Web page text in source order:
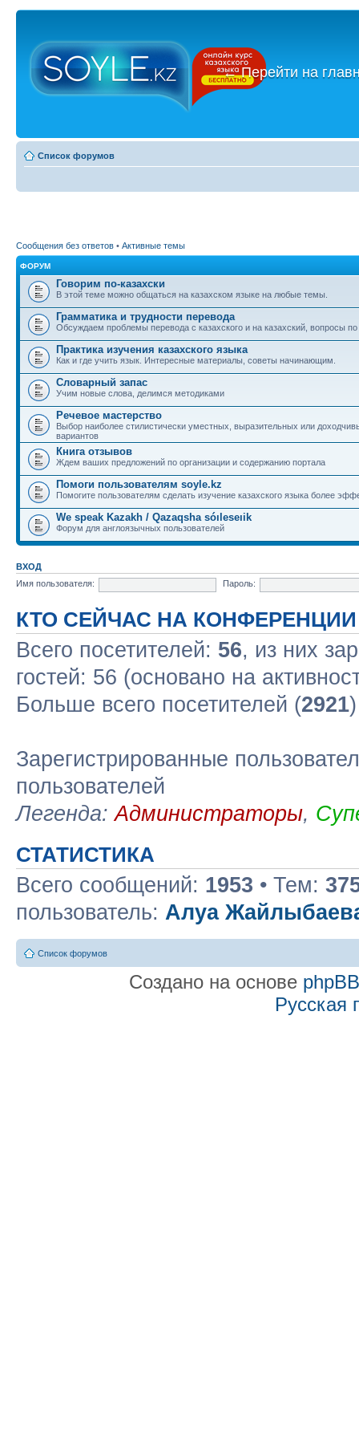
←Перейти на
Список форумов
Сообщения без ответов • Активные темы
ФОРУМ
Говорим по-казахски
В этой теме можно общаться на казахском языке на любые темы.
Грамматика и трудности перевода
Обсуждаем проблемы перевода с казахского и на казахский, вопросы
Практика изучения казахского языка
Как и где учить язык. Интересные материалы, советы начинающим.
Словарный запас
Учим новые слова, делимся методиками
Речевое мастерство
Выбор наиболее стилистически уместных, выразительных или
вариантов
Книга отзывов
Ждем ваших предложений по организации и содержанию портала
Помоги пользователям soyle.kz
Помогите пользователям сделать изучение казахского языка более
We speak Kazakh / Qazaqsha sóıleseıik
Форум для англоязычных пользователей
ВХОД
Имя пользователя:
Пароль:
КТО СЕЙЧАС НА КОНФЕРЕНЦИИ
Всего посетителей: 56, из них
гостей: 56 (основано на
Больше всего посетителей (2921
Зарегистрированные
пользователей
Легенда:Администраторы,
СТАТИСТИКА
Всего сообщений: 1953 • Тем:
пользователь: Алуа
Список форумов
Создано на основе phpBB
Русская